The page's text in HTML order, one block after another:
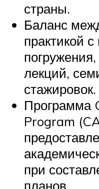
страны.
Баланс
практикой
лекций,
стажировок.
Программа
Program
при
планов.